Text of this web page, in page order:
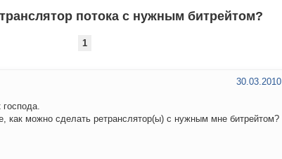
потока с нужным битрейтом?
1
30.03.2010
господа.
как можно сделать ретранслятор(ы) с нужным мне битрейтом?